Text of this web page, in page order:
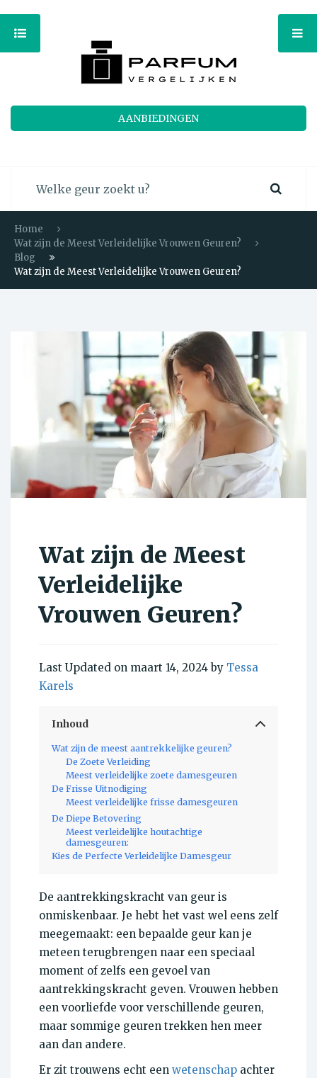
AANBIEDINGEN
Home
Wat zijn de Meest Verleidelijke Vrouwen Geuren?
Blog
Wat zijn de Meest Verleidelijke Vrouwen Geuren?
Wat zijn de Meest
Verleidelijke
Vrouwen Geuren?
Last Updated on maart 14, 2024 by Tessa
Karels
Inhoud
Wat zijn de meest aantrekkelijke geuren?
De Zoete Verleiding
Meest verleidelijke zoete damesgeuren
De Frisse Uitnodiging
Meest verleidelijke frisse damesgeuren
De Diepe Betovering
Meest verleidelijke houtachtige
damesgeuren:
Kies de Perfecte Verleidelijke Damesgeur
De aantrekkingskracht van geur is
onmiskenbaar. Je hebt het vast wel eens zelf
meegemaakt: een bepaalde geur kan je
meteen terugbrengen naar een speciaal
moment of zelfs een gevoel van
aantrekkingskracht geven. Vrouwen hebben
een voorliefde voor verschillende geuren,
maar sommige geuren trekken hen meer
aan dan andere.
Er zit trouwens echt een wetenschap achter